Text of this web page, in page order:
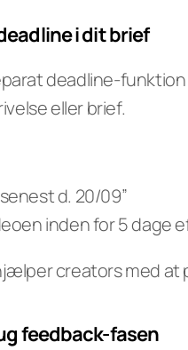
i dit brief
deadline-
eller brief.
d. 20/09”
inden for 5 dage
creators med
feedback-fasen